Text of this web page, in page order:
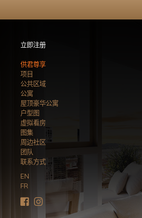
立即注册
供君尊享
项目
公共区域
公寓
屋顶豪华公寓
户型图
虚拟看房
图集
周边社区
团队
联系方式
EN
FR